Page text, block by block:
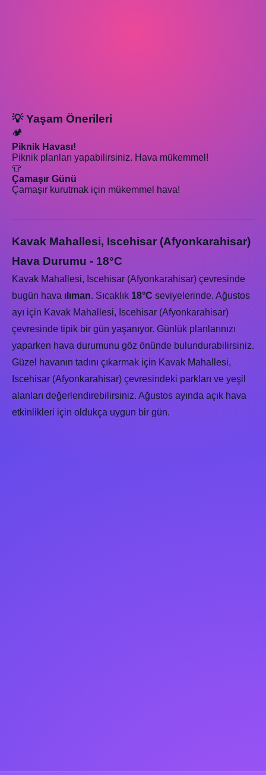
💡 Yaşam Önerileri
🏕️
Piknik Havası!
Piknik planları yapabilirsiniz. Hava mükemmel!
👕
Çamaşır Günü
Çamaşır kurutmak için mükemmel hava!
Kavak Mahallesi, Iscehisar (Afyonkarahisar)
Hava Durumu - 18°C
Kavak Mahallesi, Iscehisar (Afyonkarahisar) çevresinde
bugün hava ılıman. Sıcaklık 18°C seviyelerinde. Ağustos
ayı için Kavak Mahallesi, Iscehisar (Afyonkarahisar)
çevresinde tipik bir gün yaşanıyor. Günlük planlarınızı
yaparken hava durumunu göz önünde bulundurabilirsiniz.
Güzel havanın tadını çıkarmak için Kavak Mahallesi,
Iscehisar (Afyonkarahisar) çevresindeki parkları ve yeşil
alanları değerlendirebilirsiniz. Ağustos ayında açık hava
etkinlikleri için oldukça uygun bir gün.